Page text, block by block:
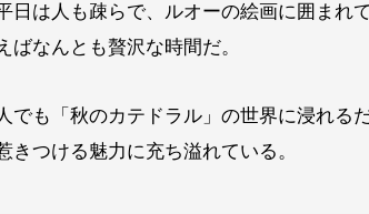
日は人も疎らで、ルオーの絵画に囲まれ
ばなんとも贅沢な時間だ。
でも「秋のカテドラル」の世界に浸れる
きつける魅力に充ち溢れている。